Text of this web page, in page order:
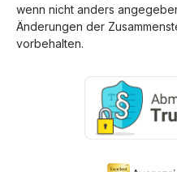
wenn nicht anders
Änderungen der
vorbehalten.